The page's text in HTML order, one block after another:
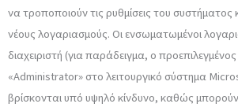
να τροποποιούν τις ρυθμίσεις του συστήματος
νέους λογαριασμούς. Οι ενσωματωμένοι
διαχειριστή (για παράδειγμα, ο
«Administrator» στο λειτουργικό σύστημα
βρίσκονται υπό υψηλό κίνδυνο, καθώς μπορούν